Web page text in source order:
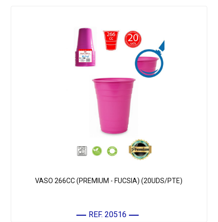
VASO 266CC (PREMIUM - FUCSIA) (20UDS/PTE)
REF. 20516